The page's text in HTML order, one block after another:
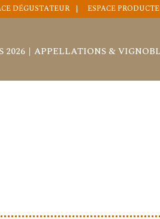
DÉGUSTATEUR ESPACE
2026 APPELLATIONS &